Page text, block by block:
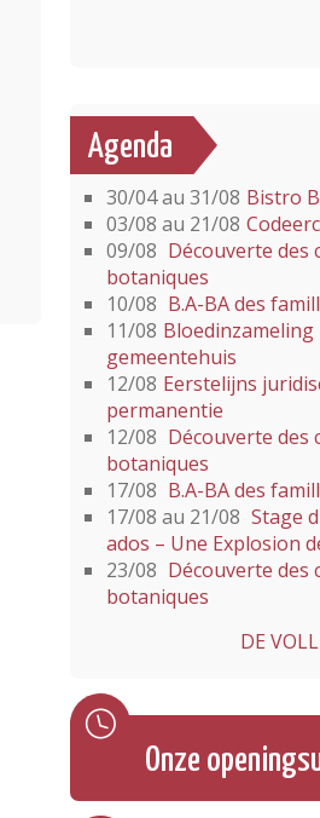
Agenda
30/04 au 31/08 Bistro
03/08 au 21/08
09/08 Découverte des
botaniques
10/08 B.A-BA des
11/08
gemeentehuis
12/08 Eerstelijns
permanentie
12/08 Découverte des
botaniques
17/08 B.A-BA des
17/08 au 21/08 Stage
ados – Une Explosion
23/08 Découverte des
botaniques
DE
Onze